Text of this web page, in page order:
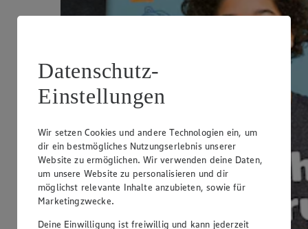
Datenschutz-
Einstellungen
Wir setzen Cookies und andere Technologien ein, um
dir ein bestmögliches Nutzungserlebnis unserer
Website zu ermöglichen. Wir verwenden deine Daten,
um unsere Website zu personalisieren und dir
möglichst relevante Inhalte anzubieten, sowie für
Marketingzwecke.
Deine Einwilligung ist freiwillig und kann jederzeit